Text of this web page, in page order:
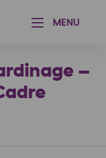
MENU
– Denis M. – Cadre
–